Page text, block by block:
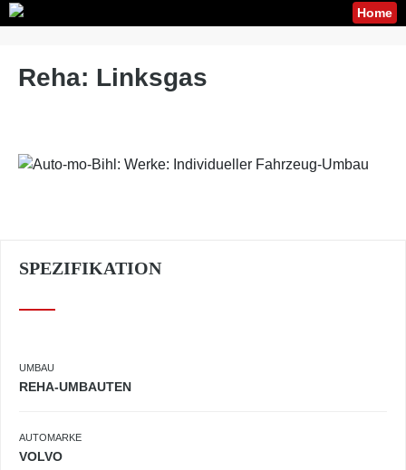
Home
Reha: Linksgas
SPEZIFIKATION
UMBAU
REHA-UMBAUTEN
AUTOMARKE
VOLVO